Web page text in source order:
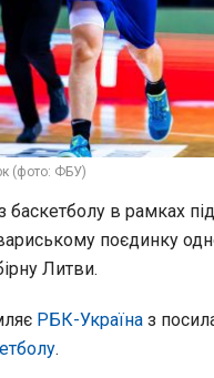
(фото: ФБУ)
баскетболу в рамках
поєдинку
Литви.
РБК-Україна з
.